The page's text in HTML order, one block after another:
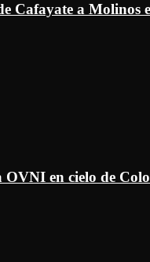
Cafayate a Molinos
en cielo de